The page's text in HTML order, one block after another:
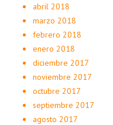
abril 2018
marzo 2018
febrero 2018
enero 2018
diciembre 2017
noviembre 2017
octubre 2017
septiembre 2017
agosto 2017